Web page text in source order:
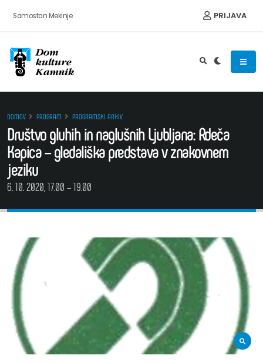
Samostan Mekinje PRIJAVA
DOMOV PROGRAM PROGRAMSKI ARHIV
Društvo gluhih in naglušnih Ljubljana: Rdeča
Kapica – gledališka predstava v znakovnem
jeziku
6. 10. 2020, 17.00 – 19.00